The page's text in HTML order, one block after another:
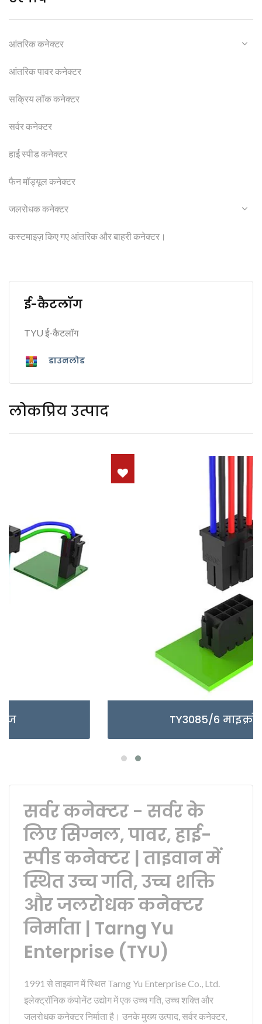
आंतरिक कनेक्टर
आंतरिक पावर कनेक्टर
सक्रिय लॉक कनेक्टर
सर्वर कनेक्टर
हाई स्पीड कनेक्टर
फैन मॉड्यूल कनेक्टर
जलरोधक कनेक्टर
कस्टमाइज़ किए गए आंतरिक और बाहरी कनेक्टर।
ई-कैटलॉग
TYU ई-कैटलॉग
डाउनलोड
लोकप्रिय उत्पाद
TY3085/6 माइक्रो सीरीज
सर्वर कनेक्टर - सर्वर के
लिए सिग्नल, पावर, हाई-
स्पीड कनेक्टर | ताइवान में
स्थित उच्च गति, उच्च शक्ति
और जलरोधक कनेक्टर
निर्माता | Tarng Yu
Enterprise (TYU)
1991 से ताइवान में स्थित Tarng Yu Enterprise Co., Ltd.
इलेक्ट्रॉनिक कंपोनेंट उद्योग में एक उच्च गति, उच्च शक्ति और
जलरोधक कनेक्टर निर्माता है। उनके मुख्य उत्पाद, सर्वर कनेक्टर,